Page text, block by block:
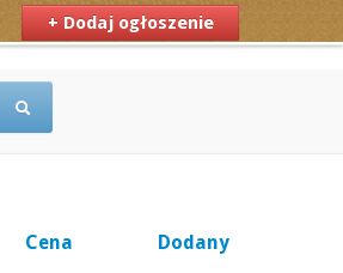
+ Dodaj ogłoszenie
Cena Dodany